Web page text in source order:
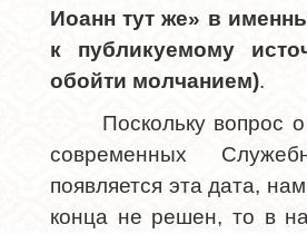
Иоанн тут же» в
к публикуемому
обойти молчанием).
Поскольку вопрос
современных
появляется эта дата,
конца не решен, то в